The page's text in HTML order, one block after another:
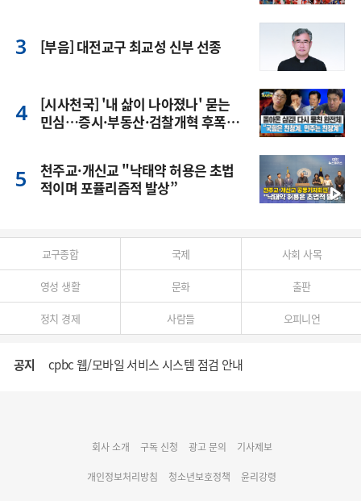
[부음] 대전교구 최교성 신부 선종
[시사천국] '내 삶이 나아졌나' 묻는
민심…증시·부동산·검찰개혁 후폭
천주교·개신교 "낙태약 허용은 초법
적이며 포퓰리즘적 발상”
교구종합 국제 사회 사목
영성 생활 문화 출판
정치 경제 사람들 오피니언
공지 cpbc 웹/모바일 서비스 시스템 점검 안내
명동 미디어큐브 & 1898 미디어월 공모전 수상작 발표
회사 소개 구독 신청 광고 문의 기사제보
개인정보처리방침 청소년보호정책 윤리강령